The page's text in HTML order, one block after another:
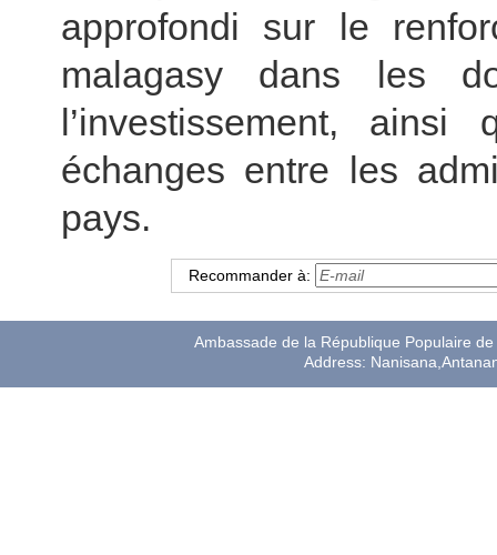
approfondi sur le
malagasy dans les
l’investissement,
échanges entre les
pays.
Recommander à:
Ambassade de la République Populaire
Address: